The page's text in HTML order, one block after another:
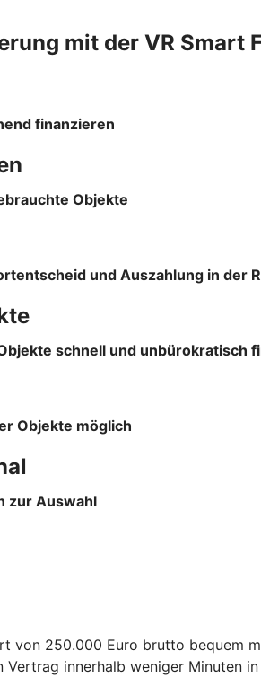
mit der VR Smart
finanzieren
Objekte
und Auszahlung in der
schnell und unbürokratisch
Objekte möglich
zur Auswahl
von 250.000 Euro brutto bequem
Vertrag innerhalb weniger Minuten